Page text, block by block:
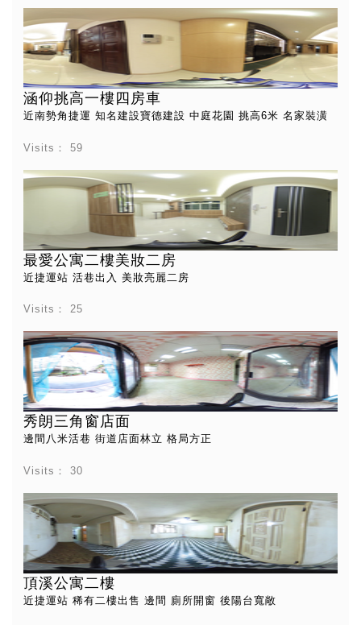
涵仰挑高一樓四房車
近南勢角捷運 知名建設寶德建設 中庭花園 挑高6米 名家裝潢
Visits：59
最愛公寓二樓美妝二房
近捷運站 活巷出入 美妝亮麗二房
Visits：25
秀朗三角窗店面
邊間八米活巷 街道店面林立 格局方正
Visits：30
頂溪公寓二樓
近捷運站 稀有二樓出售 邊間 廁所開窗 後陽台寬敞